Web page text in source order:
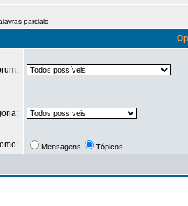
parciais
Mensagens Tópicos